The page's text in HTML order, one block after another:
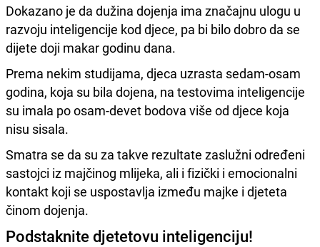
Dokazano je da dužina dojenja ima značajnu ulogu u
razvoju inteligencije kod djece, pa bi bilo dobro da se
dijete doji makar godinu dana.
Prema nekim studijama, djeca uzrasta sedam-osam
godina, koja su bila dojena, na testovima inteligencije
su imala po osam-devet bodova više od djece koja
nisu sisala.
Smatra se da su za takve rezultate zaslužni određeni
sastojci iz majčinog mlijeka, ali i fizički i emocionalni
kontakt koji se uspostavlja između majke i djeteta
činom dojenja.
Podstaknite djetetovu inteligenciju!